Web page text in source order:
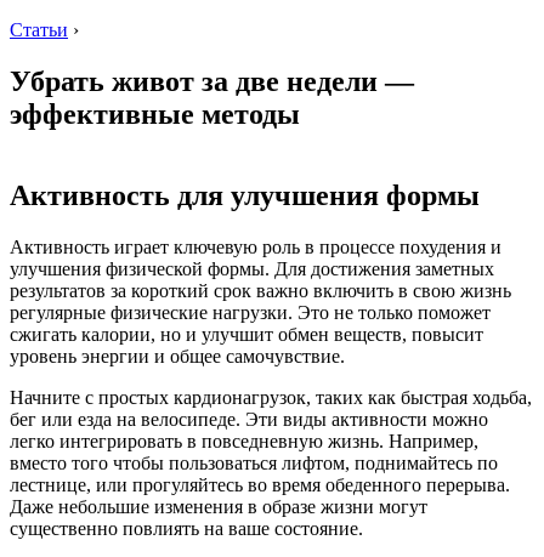
Статьи ›
Убрать живот за две недели —
эффективные методы
Активность для улучшения формы
Активность играет ключевую роль в процессе похудения и
улучшения физической формы. Для достижения заметных
результатов за короткий срок важно включить в свою жизнь
регулярные физические нагрузки. Это не только поможет
сжигать калории, но и улучшит обмен веществ, повысит
уровень энергии и общее самочувствие.
Начните с простых кардионагрузок, таких как быстрая ходьба,
бег или езда на велосипеде. Эти виды активности можно
легко интегрировать в повседневную жизнь. Например,
вместо того чтобы пользоваться лифтом, поднимайтесь по
лестнице, или прогуляйтесь во время обеденного перерыва.
Даже небольшие изменения в образе жизни могут
существенно повлиять на ваше состояние.